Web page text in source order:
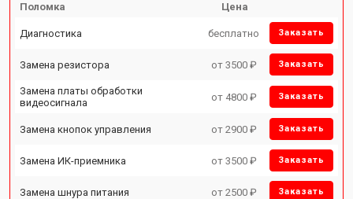
Поломка Цена
Диагностика бесплатно Заказать
Замена резистора от 3500 ₽ Заказать
Замена платы обработки
видеосигнала
от 4800 ₽ Заказать
Замена кнопок управления от 2900 ₽ Заказать
Замена ИК-приемника от 3500 ₽ Заказать
Замена шнура питания от 2500 ₽ Заказать